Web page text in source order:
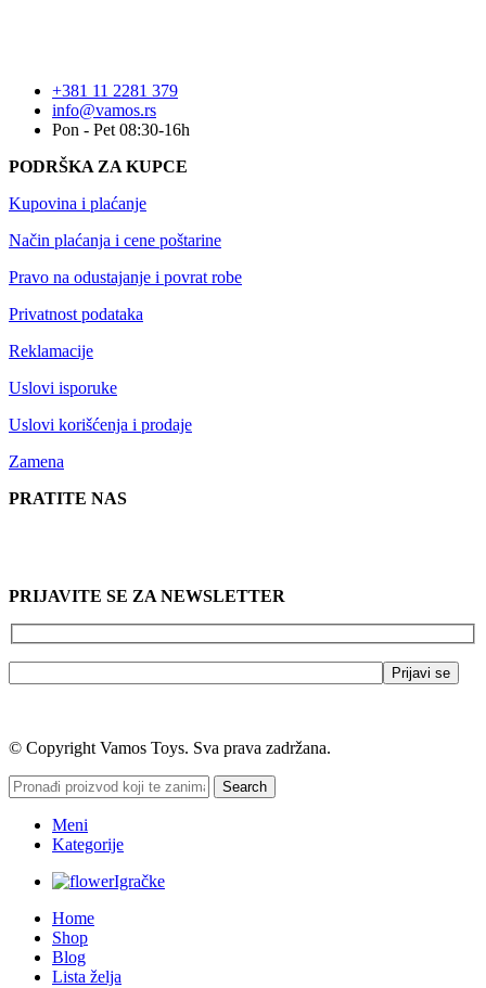
+381 11 2281 379
info@vamos.rs
Pon - Pet 08:30-16h
PODRŠKA ZA KUPCE
Kupovina i plaćanje
Način plaćanja i cene poštarine
Pravo na odustajanje i povrat robe
Privatnost podataka
Reklamacije
Uslovi isporuke
Uslovi korišćenja i prodaje
Zamena
PRATITE NAS
PRIJAVITE SE ZA NEWSLETTER
© Copyright Vamos Toys. Sva prava zadržana.
Search
Meni
Kategorije
Igračke
Home
Shop
Blog
Lista želja